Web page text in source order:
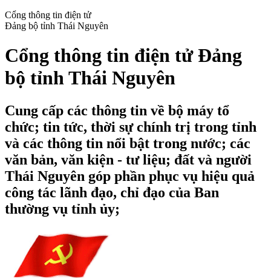
Cổng thông tin điện tử
Đảng bộ tỉnh Thái Nguyên
Cổng thông tin điện tử Đảng
bộ tỉnh Thái Nguyên
Cung cấp các thông tin về bộ máy tổ
chức; tin tức, thời sự chính trị trong tỉnh
và các thông tin nổi bật trong nước; các
văn bản, văn kiện - tư liệu; đất và người
Thái Nguyên góp phần phục vụ hiệu quả
công tác lãnh đạo, chỉ đạo của Ban
thường vụ tỉnh ủy;